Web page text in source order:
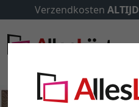
Verzendkosten ALTIJD